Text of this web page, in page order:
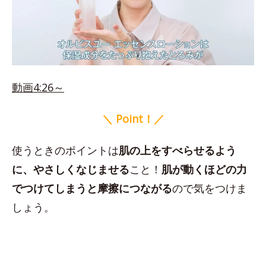
動画4:26～
＼ Point！／
使うときのポイントは肌の上をすべらせるよう
に、やさしくなじませること！ 肌が動くほどの力
でつけてしまうと摩擦につながるので気をつけま
しょう。